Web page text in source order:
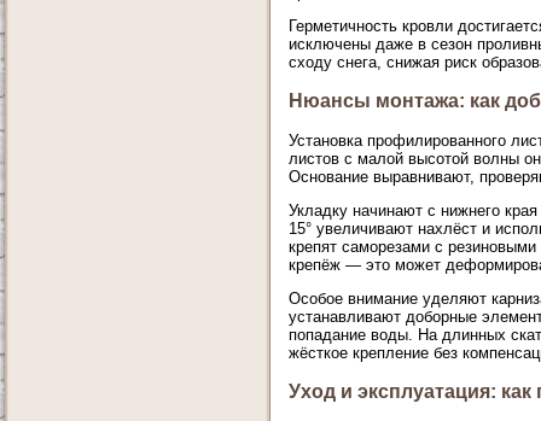
Герметичность кровли
исключены даже в сезон
сходу снега, снижая риск
Нюансы монтажа: как
Установка профилированного
листов с малой высотой волны
Основание выравнивают,
Укладку начинают с нижнего
15° увеличивают нахлёст и
крепят саморезами с
крепёж — это может
Особое внимание уделяют
устанавливают доборные
попадание воды. На длинных
жёсткое крепление без
Уход и эксплуатация: